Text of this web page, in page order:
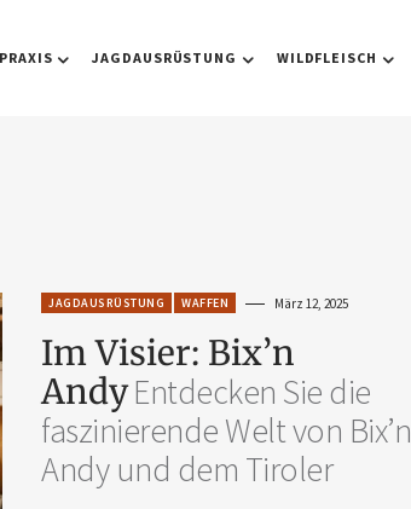
JAGDAUSRÜSTUNG WILDFLEISCH
JAGDAUSRÜSTUNG WAFFEN März 12, 2025
Im Visier: Bix’n
AndyEntdecken Sie die
faszinierende Welt von Bix’n
Andy und dem Tiroler